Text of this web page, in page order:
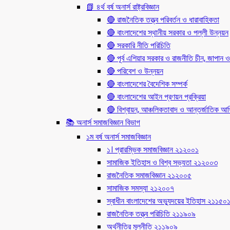
📗 ৪র্থ বর্ষ অনার্স রাষ্ট্রবিজ্ঞান
🔴 রাজনৈতিক তত্ত্ব পরিবর্তন ও ধারাবাহিকতা
🔴 বাংলাদেশের স্থানীয় সরকার ও পল্লী উন্নয়ন
🔴 সরকারি নীতি পরিচিতি
🔴 পূর্ব এশিয়ার সরকার ও রাজনীতি চীন, জাপান
🔴 পরিবেশ ও উন্নয়ন
🔴 বাংলাদেশের বৈদেশিক সম্পর্ক
🔴 বাংলাদেশের আইন প্রণয়ন প্রক্রিয়া
🔴 বিশ্বায়ন, আঞ্চলিকতাবাদ ও আন্তর্জাতিক
📚 অনার্স সমাজবিজ্ঞান বিভাগ
১ম বর্ষ অনার্স সমাজবিজ্ঞান
১। প্রারম্ভিক সমাজবিজ্ঞান ২১২০০১
সামাজিক ইতিহাস ও বিশ্ব সভ্যতা ২১২০০৩
রাজনৈতিক সমাজবিজ্ঞান ২১২০০৫
সামাজিক সমস্যা ২১২০০৭
স্বাধীন বাংলাদেশের অভ্যুদয়ের ইতিহাস ২১১৫০১
রাজনৈতিক তত্ত্ব পরিচিতি ২১১৯০৯
অর্থনীতির মূলনীতি ২১১৯০৯